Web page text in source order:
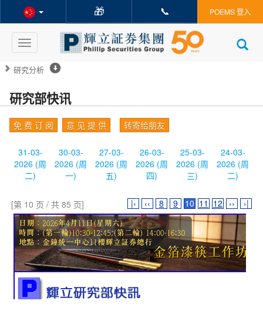
🎁 📞 POEMS 登入
Toggle
navigation
研究分析
研究部快讯
免 费 订 阅 意 见 提 供 转寄给朋友
31-03-
2026 (周
二)
30-03-
2026 (周
一)
27-03-
2026 (周
五)
26-03-
2026 (周
四)
25-03-
2026 (周
三)
24-03-
2026 (周
二)
[第 10 页 / 共 85 页] |‹ ‹‹ 8 9 10 11 12 ›› ›|